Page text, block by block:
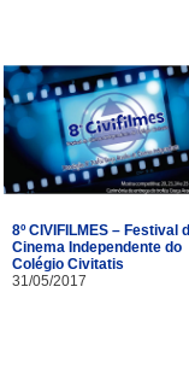
8º CIVIFILMES – Festival
Cinema Independente do
Colégio Civitatis
31/05/2017